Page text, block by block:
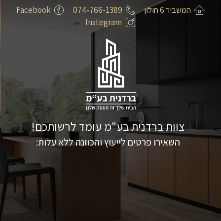
המשביר 6 חולון 074-766-1389
Facebook
Instegram
צוות ברדנית בע"מ עומד לרשותכם!
השאירו פרטים לייעוץ והכוונה ללא עלות: